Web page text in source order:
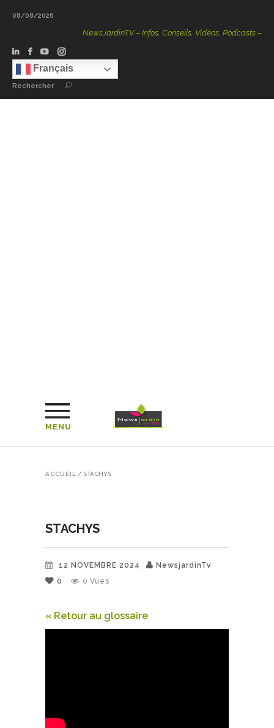
08/08/2026
NewsJardinTV – Infos, Conseils, Vidéos, Podcasts – 100
Français
Rechercher
MENU
ACCUEIL / STACHYS
STACHYS
12 NOVEMBRE 2024
NewsjardinTv
0
0 Vues
« Retour au glossaire